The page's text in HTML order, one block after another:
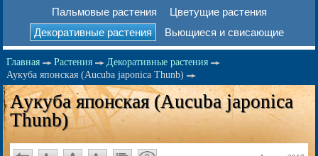
Пальмовые растения
Цветущие растения
Декоративные растения
Вьющиеся и свисающие
Главная Растения
Декоративные растения
Аукуба японская (Aucuba japonica Thunb)
Аукуба японская (Aucuba japonica
Thunb)